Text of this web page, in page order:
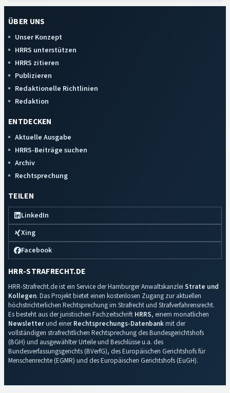
ÜBER UNS
Unser Konzept
HRRS unterstützen
HRRS zitieren
Publizieren
Redaktionelle Richtlinien
Redaktion
ENTDECKEN
Aktuelle Ausgabe
HRRS-Beiträge suchen
Archiv
Rechtsprechung
TEILEN
LinkedIn
Xing
Facebook
HRR-STRAFRECHT.DE
HRR-Strafrecht.de ist ein Service der Hamburger Anwaltskanzlei Strate und
Kollegen. Das Projekt bietet einen kostenlosen Zugang zur aktuellen
höchstrichterlichen Rechtsprechung im Strafrecht und Strafverfahrensrecht.
Es besteht aus der juristischen Fachzeitschrift HRRS, einem monatlichen
Newsletterund einerRechtsprechungs-Datenbankmit der
vollständigen strafrechtlichen Rechtsprechung des Bundesgerichtshofs
(BGH) und ausgewählter Urteile und Beschlüsse u.a. des
Bundesverfassungsgerichts (BVerfG), des Europäischen Gerichtshofs für
Menschenrechte (EGMR) und des Europäischen Gerichtshofs (EuGH).